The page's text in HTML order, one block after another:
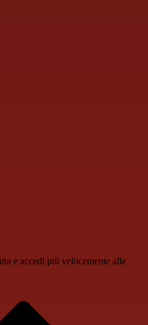
e accedi più velocemente alle